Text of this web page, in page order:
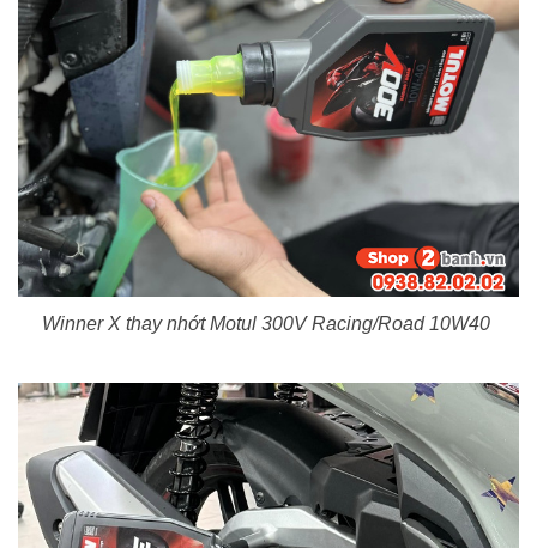
Winner X thay nhớt Motul 300V Racing/Road 10W40